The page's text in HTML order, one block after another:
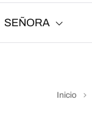
SEÑORA
Inicio